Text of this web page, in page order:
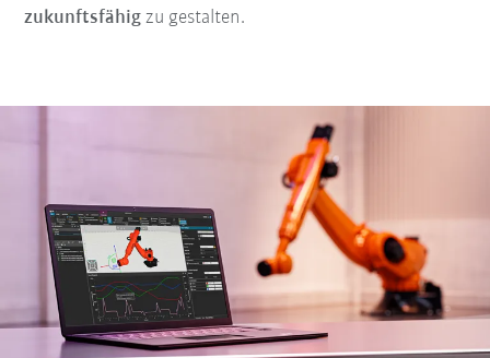
zukunftsfähig zu gestalten.